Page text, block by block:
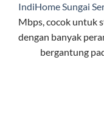
Selain internet,
interaktif (
satu paket.
Teknologi di
Wifi IndiHome
menggunakan
IndiHome Sungai
Mbps, cocok untuk
dengan banyak
bergantung